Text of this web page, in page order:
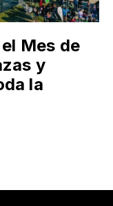
Mes de
y
la